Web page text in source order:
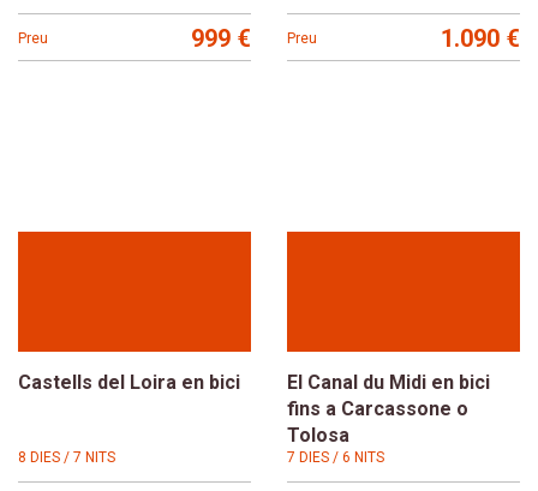
Preu 999 € Preu 1.090 €
Castells del Loira en bici
8 DIES / 7 NITS
El Canal du Midi en bici
fins a Carcassone o
Tolosa
7 DIES / 6 NITS